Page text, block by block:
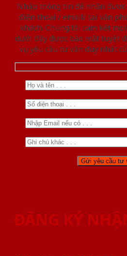
Nhập thông tin để nhận
điện thoại / email/ tại văn
khách. Chúng tôi cam kết
dưới đây được bảo mật tuyệt
vụ yêu cầu tư vấn duy nhất
ĐĂNG KÝ